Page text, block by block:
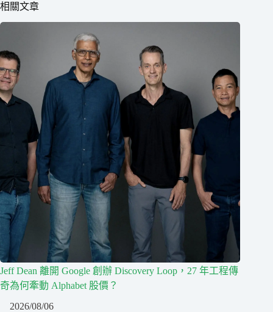
相關文章
Jeff Dean 離開 Google 創辦 Discovery Loop，27 年工程傳
奇為何牽動 Alphabet 股價？
2026/08/06